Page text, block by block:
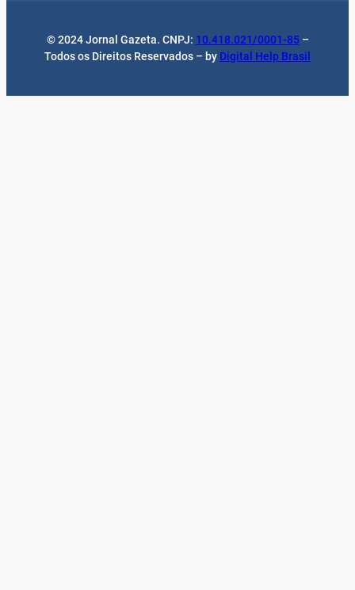
© 2024 Jornal Gazeta. CNPJ: 10.418.021/0001-85–
Todos os Direitos Reservados – by Digital Help Brasil